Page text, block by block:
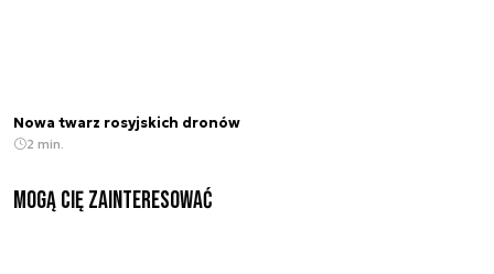
Nowa twarz rosyjskich dronów
2 min.
Mogą Cię zainteresować